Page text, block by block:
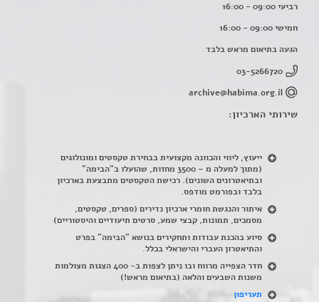
רביעי 09:00 - 16:00
חמישי 09:00 - 16:00
הגעה בתיאום מראש בלבד
03-5266720
archive@habima.org.il
שירותי הארכיון:
ייעוץ, ליווי והכוונה מקצועית בבחירת טקסטים ומונולוגים
(מתוך למעלה מ – 3500 מחזות, שהועלו ב"הבימה"
ובתיאטרונים השונים). רכישת הטקסטים מתבצעת בארכיון
בלבד ובפורמט מודפס.
איתור והנגשת חומרי ארכיון נדירים (ספרים, טקסטים,
מסמכים, תמונות, קבצי שמע, סרטים תיעודיים והיסטוריים)
סיוע בהכנת עבודות ותחקירים בנושא "הבימה" בפרט
והתיאטרון העברי והישראלי בכלל.
חדר הצפייה מרווח ובו ניתן לצפות ב- 400 הצגות מצולמות
משנות השבעים והלאה (בתיאום מראש!)
תעריפון